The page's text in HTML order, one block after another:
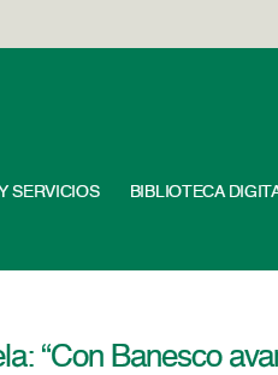
SERVICIOS BIBLIOTECA
“Con Banesco